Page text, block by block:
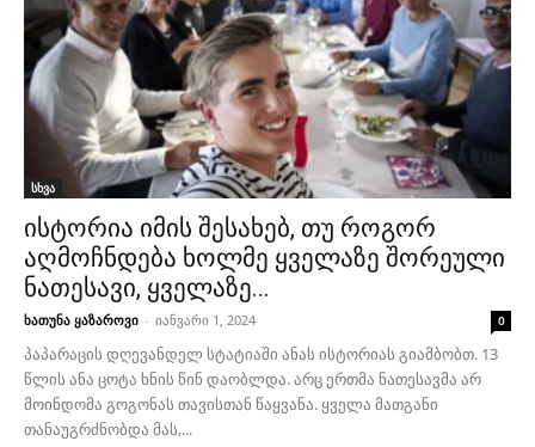
სხვა
ისტორია იმის შესახებ, თუ როგორ
აღმოჩნდება ხოლმე ყველაზე შორეული
ნათესავი, ყველაზე...
ხათუნა ყაზაროვი - იანვარი 1, 2024 0
პაპარაცის დღევანდელ სტატიაში ანას ისტორიას გიამბობთ. 13
წლის ანა ცოტა ხნის წინ დაობლდა. არც ერთმა ნათესავმა არ
მოინდომა გოგონას თავისთან წაყვანა. ყველა მათგანი
თანაუგრძნობდა მას,...